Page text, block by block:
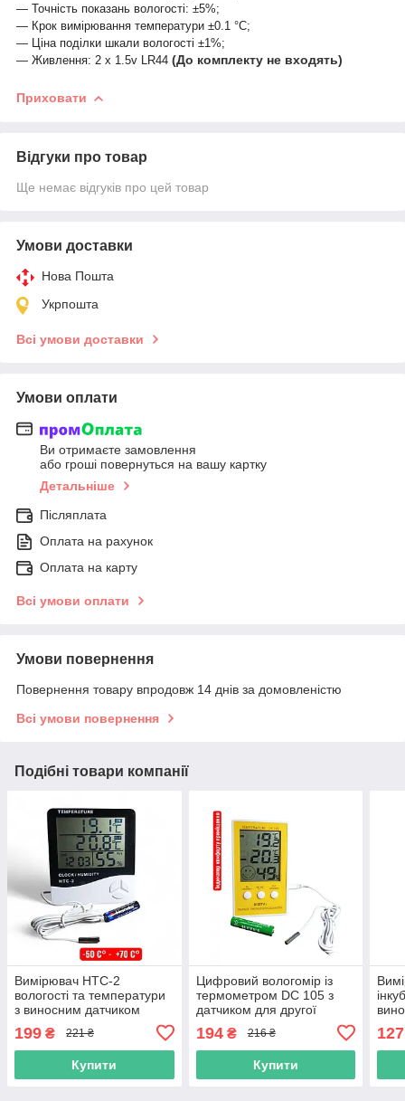
― Точність показань вологості: ±5%;
― Крок вимірювання температури ±0.1 °C;
― Ціна поділки шкали вологості ±1%;
― Живлення: 2 x 1.5v LR44 (До комплекту не входять)
Приховати
Відгуки про товар
Ще немає відгуків про цей товар
Умови доставки
Нова Пошта
Укрпошта
Всі умови доставки
Умови оплати
Ви отримаєте замовлення
або гроші повернуться на вашу картку
Детальніше
Післяплата
Оплата на рахунок
Оплата на карту
Всі умови оплати
Умови повернення
Повернення товару впродовж 14 днів за домовленістю
Всі умови повернення
Подібні товари компанії
Вимірювач HTC-2
вологості та температури
з виносним датчиком
199 ₴ 221 ₴
Купити
Цифровий вологомір із
термометром DC 105 з
датчиком для другої
194₴ 216 ₴
Купити
127